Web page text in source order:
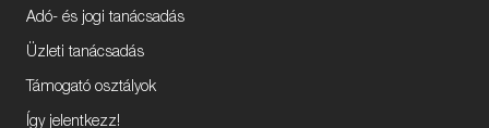
Adó- és jogi tanácsadás
Üzleti tanácsadás
Támogató osztályok
Így jelentkezz!